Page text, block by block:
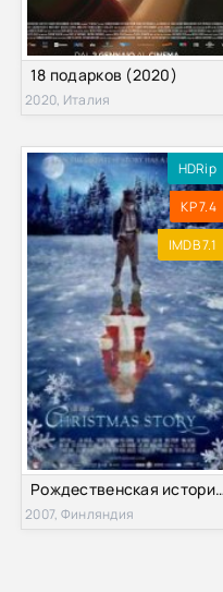
18 подарков (2020)
2020, Италия
HDRip
KP 7.4
IMDB 7.1
Рождественская история (2007)
2007, Финляндия